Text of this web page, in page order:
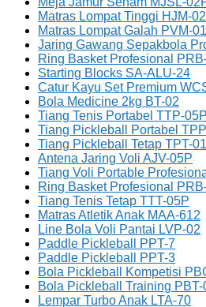
Matras Lompat Tinggi HJM-
Matras Lompat Galah PVM-
Jaring Gawang Sepakbola
Ring Basket Profesional
Starting Blocks SA-ALU-24
Catur Kayu Set Premium
Bola Medicine 2kg BT-02
Tiang Tenis Portabel TTP-05P
Tiang Pickleball Portabel
Tiang Pickleball Tetap TPT-01
Antena Jaring Voli AJV-05P
Tiang Voli Portable
Ring Basket Profesional
Tiang Tenis Tetap TTT-05P
Matras Atletik Anak MAA-612
Line Bola Voli Pantai LVP-02
Paddle Pickleball PPT-7
Paddle Pickleball PPT-3
Bola Pickleball Kompetisi
Bola Pickleball Training PBT-
Lempar Turbo Anak LTA-70